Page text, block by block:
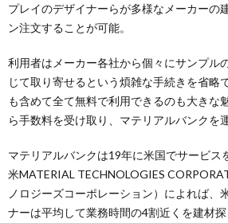
プレイのデザイナーらが多様なメーカーの
ン注文することが可能。
利用者はメーカー各社から個々にサンプル
じて取り寄せるという煩雑な手続きを省略
も含めて全て無料で利用できるのも大きな
ら手数料を受け取り、マテリアルバンクを
マテリアルバンクは19年に米国でサービス
米MATERIAL TECHNOLOGIES
ノロジーズコーポレーション）によれば、
ナーは平均して業務時間の4割近くを建材